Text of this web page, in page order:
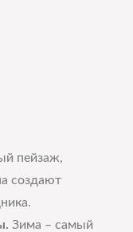
пейзаж,
создают
Зима – самый